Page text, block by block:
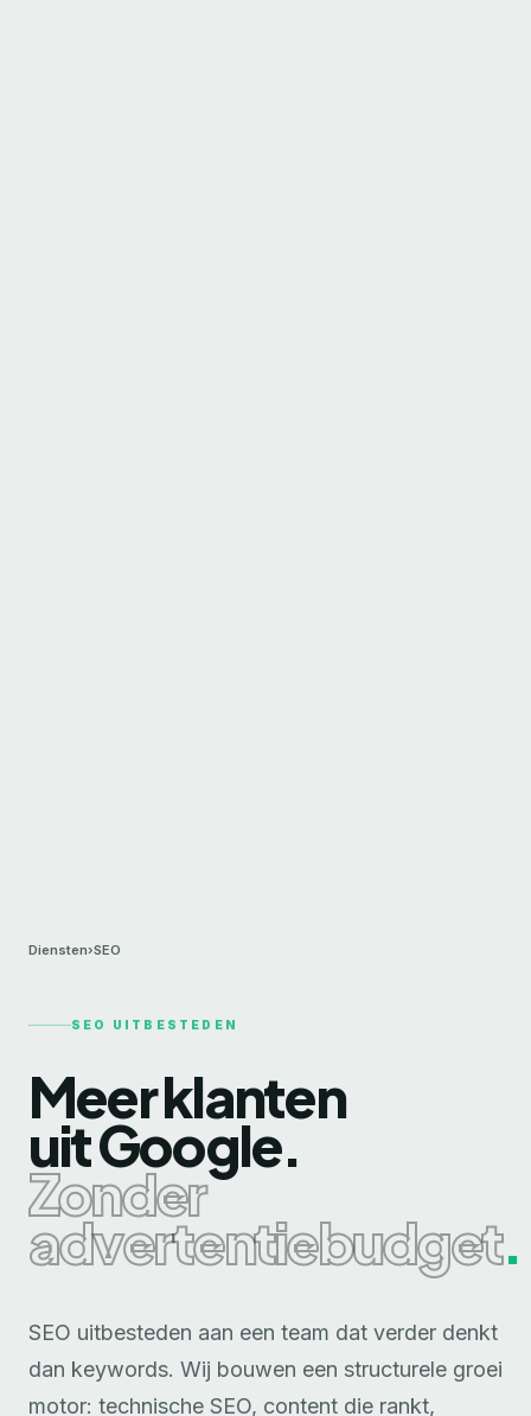
Diensten›SEO
SEO UITBESTEDEN
Meer klanten
uit Google.
Zonder
advertentiebudget.
SEO uitbesteden aan een team dat verder denkt
dan keywords. Wij bouwen een structurele groei
motor: technische SEO, content die rankt,